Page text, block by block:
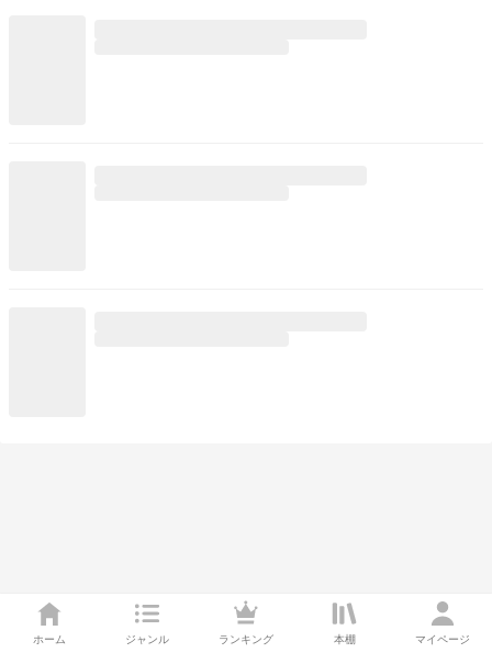
ホーム ジャンル ランキング 本棚 マイページ